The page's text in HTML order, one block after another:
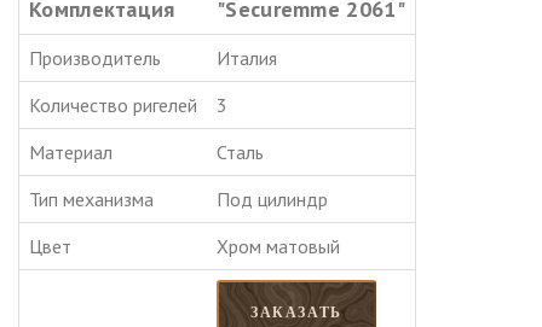
Комплектация "Securemme 2061"
Производитель
Италия
Количество ригелей
3
Mатериал
Сталь
Тип механизма
Под цилиндр
Цвет
Хром матовый
ЗАКАЗАТЬ